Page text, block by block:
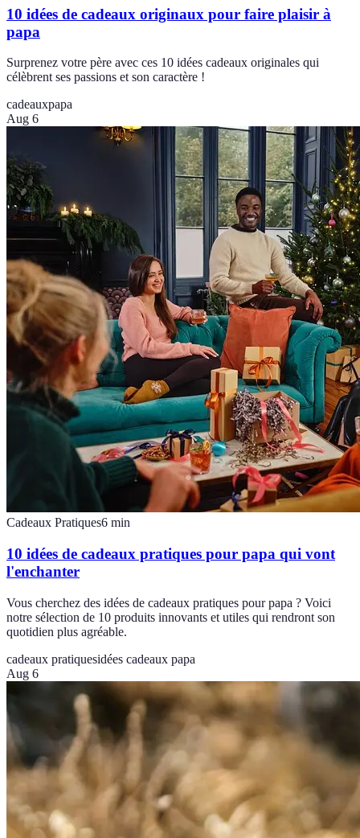
10 idées de cadeaux originaux pour faire plaisir à
papa
Surprenez votre père avec ces 10 idées cadeaux originales qui
célèbrent ses passions et son caractère !
cadeauxpapa
Aug 6
Cadeaux Pratiques6 min
10 idées de cadeaux pratiques pour papa qui vont
l'enchanter
Vous cherchez des idées de cadeaux pratiques pour papa ? Voici
notre sélection de 10 produits innovants et utiles qui rendront son
quotidien plus agréable.
cadeaux pratiquesidées cadeaux papa
Aug 6